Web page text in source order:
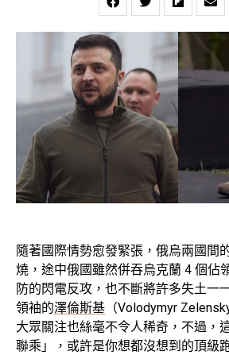
隨著國際情勢愈發緊張，俄烏兩國間
燒，途中俄國雖然併吞烏克蘭 4 個佔
防的閃電反攻，也不斷將許多失土一
領袖的澤倫斯基 （Volodymyr
大眾關注也絲毫不令人稀奇，不過，
聯乘」，或許是你想都沒想到的頂級